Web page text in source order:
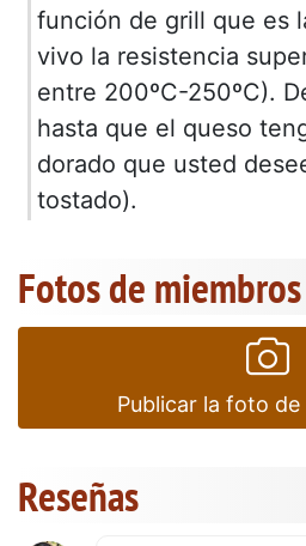
función de grill que es
vivo la resistencia
entre 200ºC-250ºC).
hasta que el queso
dorado que usted
tostado).
Fotos de miembros
Publicar la foto
Reseñas